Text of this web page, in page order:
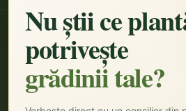
Nu știi ce
potrivește
grădinii tale?